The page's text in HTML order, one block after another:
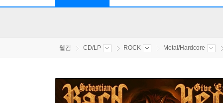
웰컴 CD/LP ROCK Metal/Hardcore